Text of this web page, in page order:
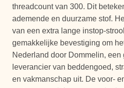
threadcount van 300. Dit
ademende en duurzame stof.
van een extra lange instop-
gemakkelijke bevestiging om
Nederland door Dommelin, een
leverancier van beddengoed,
en vakmanschap uit. De voor-